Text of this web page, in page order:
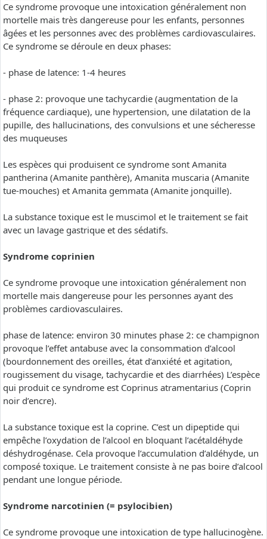
Ce syndrome provoque une intoxication généralement non
mortelle mais très dangereuse pour les enfants, personnes
âgées et les personnes avec des problèmes cardiovasculaires.
Ce syndrome se déroule en deux phases:
- phase de latence: 1-4 heures
- phase 2: provoque une tachycardie (augmentation de la
fréquence cardiaque), une hypertension, une dilatation de la
pupille, des hallucinations, des convulsions et une sécheresse
des muqueuses
Les espèces qui produisent ce syndrome sont Amanita
pantherina (Amanite panthère), Amanita muscaria (Amanite
tue-mouches) et Amanita gemmata (Amanite jonquille).
La substance toxique est le muscimol et le traitement se fait
avec un lavage gastrique et des sédatifs.
Syndrome coprinien
Ce syndrome provoque une intoxication généralement non
mortelle mais dangereuse pour les personnes ayant des
problèmes cardiovasculaires.
phase de latence: environ 30 minutes phase 2: ce champignon
provoque l’effet antabuse avec la consommation d’alcool
(bourdonnement des oreilles, état d’anxiété et agitation,
rougissement du visage, tachycardie et des diarrhées) L’espèce
qui produit ce syndrome est Coprinus atramentarius (Coprin
noir d’encre).
La substance toxique est la coprine. C’est un dipeptide qui
empêche l’oxydation de l’alcool en bloquant l’acétaldéhyde
déshydrogénase. Cela provoque l’accumulation d’aldéhyde, un
composé toxique. Le traitement consiste à ne pas boire d’alcool
pendant une longue période.
Syndrome narcotinien (= psylocibien)
Ce syndrome provoque une intoxication de type hallucinogène.